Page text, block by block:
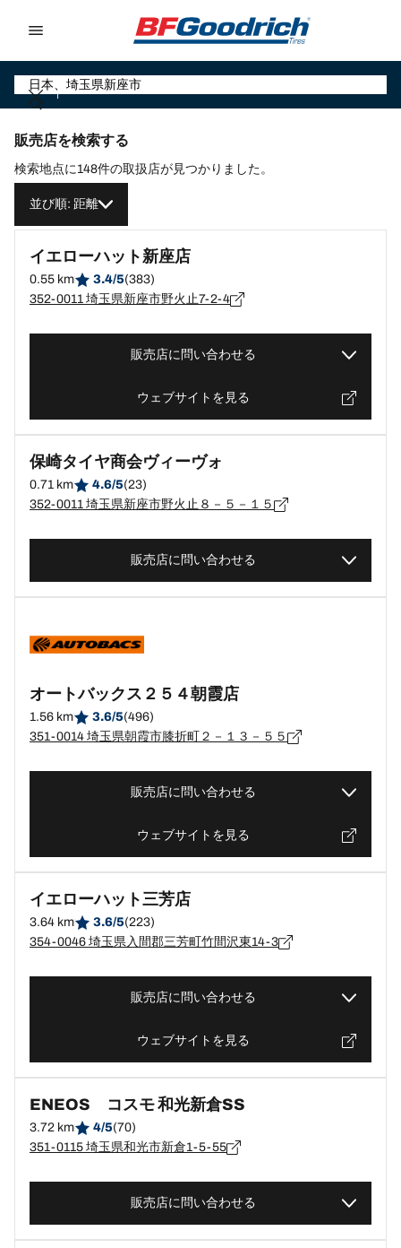
販売店を検索する
検索地点に148件の取扱店が見つかりました。
並び順: 距離
イエローハット新座店
0.55 km 3.4/5(383)
352-0011 埼玉県新座市野火止7-2-4
販売店に問い合わせる
ウェブサイトを見る
保崎タイヤ商会ヴィーヴォ
0.71 km 4.6/5(23)
352-0011 埼玉県新座市野火止８－５－１５
販売店に問い合わせる
オートバックス２５４朝霞店
1.56 km 3.6/5(496)
351-0014 埼玉県朝霞市膝折町２－１３－５５
販売店に問い合わせる
ウェブサイトを見る
イエローハット三芳店
3.64 km 3.6/5(223)
354-0046 埼玉県入間郡三芳町竹間沢東14-3
販売店に問い合わせる
ウェブサイトを見る
ENEOS コスモ 和光新倉SS
3.72 km 4/5(70)
351-0115 埼玉県和光市新倉1-5-55
販売店に問い合わせる